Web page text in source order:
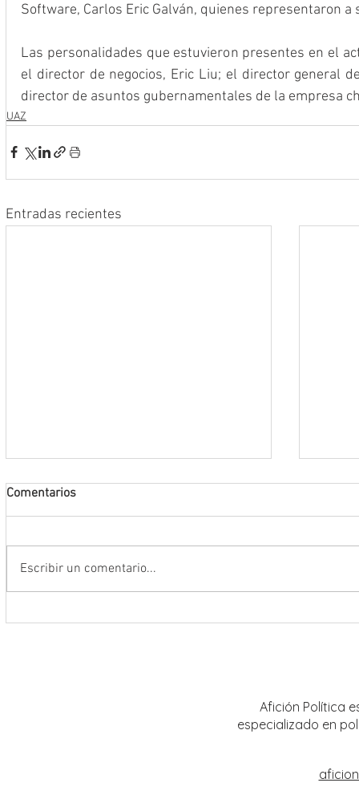
Software, Carlos Eric Galván, quienes representaron a
Las personalidades que estuvieron presentes en el
el director de negocios, Eric Liu; el director general
director de asuntos gubernamentales de la empresa
UAZ
Entradas recientes
Comentarios
Escribir un comentario...
Afición Política
especializado en